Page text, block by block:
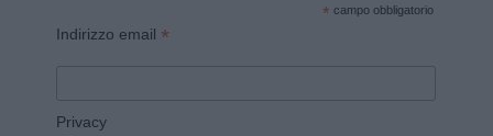
* campo obbligatorio
Indirizzo email *
Privacy